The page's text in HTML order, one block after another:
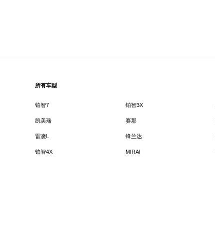
所有车型
铂智7 铂智3X
凯美瑞 赛那
雷凌L 锋兰达
铂智4X MIRAI